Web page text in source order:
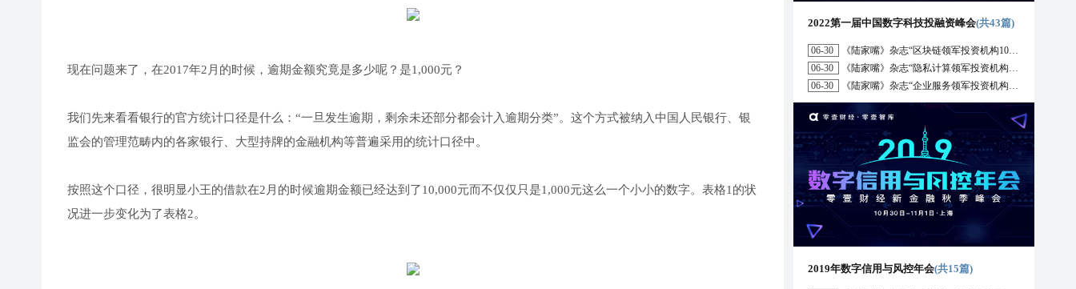
现在问题来了，在2017年2月的时候，逾期金额究竟是多少呢？是1,000元？
我们先来看看银行的官方统计口径是什么：“一旦发生逾期，剩余未还部分都会计入逾期分类”。这个方式被纳入中国人民银行、银
监会的管理范畴内的各家银行、大型持牌的金融机构等普遍采用的统计口径中。
按照这个口径，很明显小王的借款在2月的时候逾期金额已经达到了10,000元而不仅仅只是1,000元这么一个小小的数字。表格1的状
况进一步变化为了表格2。
2022第一届中国数字科技投融资峰会(共43篇)
06-30
《陆家嘴》杂志“区块链领军投资机构10强”榜单正式发布
06-30
《陆家嘴》杂志“隐私计算领军投资机构10强”榜单正式发布
06-30
《陆家嘴》杂志“企业服务领军投资机构10强”榜单正式发布
2019年数字信用与风控年会(共15篇)